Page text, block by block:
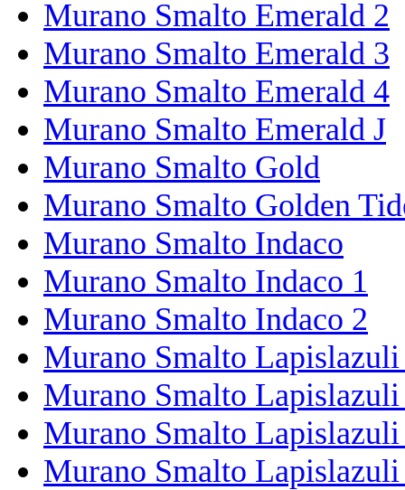
Murano Smalto Emerald 2
Murano Smalto Emerald 3
Murano Smalto Emerald 4
Murano Smalto Emerald J
Murano Smalto Gold
Murano Smalto Golden
Murano Smalto Indaco
Murano Smalto Indaco 1
Murano Smalto Indaco 2
Murano Smalto
Murano Smalto
Murano Smalto
Murano Smalto